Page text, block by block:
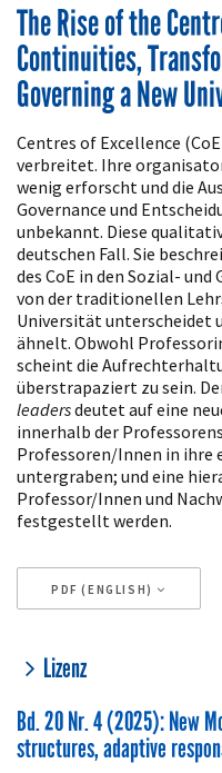
The Rise of the
Continuities,
Governing a New
Artikelinhalt
Centres of Excellence
verbreitet. Ihre
wenig erforscht und die
Governance und
unbekannt. Diese
deutschen Fall. Sie
des CoE in den Sozial- und
von der traditionellen
Universität unterscheidet
ähnelt. Obwohl
scheint die
überstrapaziert zu sein.
leadersdeutet auf eine
innerhalb der
Professoren/Innen in ihre
untergraben; und eine
Professor/Innen und
festgestellt werden.
PDF (ENGLISH)
Artikeldetails
Lizenz
Bd. 20 Nr. 4 (2025): New
structures, adaptive